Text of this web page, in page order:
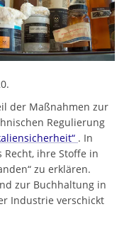
der Maßnahmen zur
Regulierung
. In
ihre Stoffe in
zu erklären.
zur Buchhaltung in
Industrie verschickt